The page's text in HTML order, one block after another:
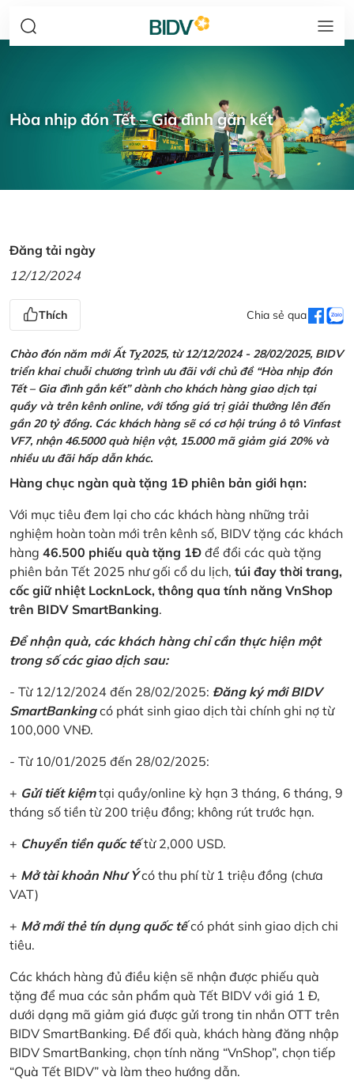
Hòa nhịp đón Tết – Gia đình gắn kết
Đăng tải ngày
12/12/2024
Thích Chia sẻ qua
Chào đón năm mới Ất Tỵ2025, từ 12/12/2024 - 28/02/2025, BIDV
triển khai chuỗi chương trình ưu đãi với chủ đề “Hòa nhịp đón
Tết – Gia đình gắn kết” dành cho khách hàng giao dịch tại
quầy và trên kênh online, với tổng giá trị giải thưởng lên đến
gần 20 tỷ đồng. Các khách hàng sẽ có cơ hội trúng ô tô Vinfast
VF7, nhận 46.5000 quà hiện vật, 15.000 mã giảm giá 20% và
nhiều ưu đãi hấp dẫn khác.
Hàng chục ngàn quà tặng 1Đ phiên bản giới hạn:
Với mục tiêu đem lại cho các khách hàng những trải
nghiệm hoàn toàn mới trên kênh số, BIDV tặng các khách
hàng 46.500 phiếu quà tặng 1Đ để đổi các quà tặng
phiên bản Tết 2025 như gối cổ du lịch, túi đay thời trang,
cốc giữ nhiệt LocknLock, thông qua tính năng VnShop
trên BIDV SmartBanking.
Để nhận quà, các khách hàng chỉ cần thực hiện một
trong số các giao dịch sau:
- Từ 12/12/2024 đến 28/02/2025: Đăng ký mới BIDV
SmartBankingcó phát sinh giao dịch tài chính ghi nợ từ
100,000 VNĐ.
- Từ 10/01/2025 đến 28/02/2025:
+ Gửi tiết kiệmtại quầy/online kỳ hạn 3 tháng, 6 tháng, 9
tháng số tiền từ 200 triệu đồng; không rút trước hạn.
+ Chuyển tiền quốc tếtừ 2,000 USD.
+ Mở tài khoản Như Ýcó thu phí từ 1 triệu đồng (chưa
VAT)
+ Mở mới thẻ tín dụng quốc tếcó phát sinh giao dịch chi
tiêu.
Các khách hàng đủ điều kiện sẽ nhận được phiếu quà
tặng để mua các sản phẩm quà Tết BIDV với giá 1 Đ,
dưới dạng mã giảm giá được gửi trong tin nhắn OTT trên
BIDV SmartBanking. Để đối quà, khách hàng đăng nhập
BIDV SmartBanking, chọn tính năng “VnShop”, chọn tiếp
“Quà Tết BIDV” và làm theo hướng dẫn.